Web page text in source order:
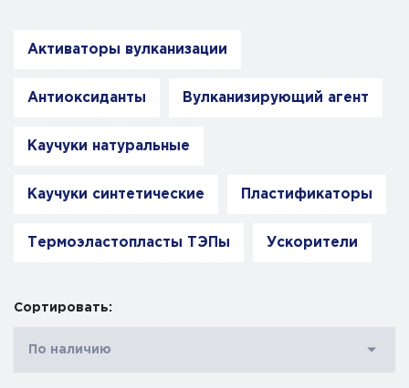
Активаторы вулканизации
Антиоксиданты Вулканизирующий агент
Каучуки натуральные
Каучуки синтетические Пластификаторы
Термоэластопласты ТЭПы Ускорители
Сортировать:
По наличию